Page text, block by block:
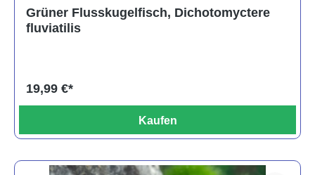
Grüner Flusskugelfisch, Dichotomyctere
fluviatilis
19,99 €*
Kaufen